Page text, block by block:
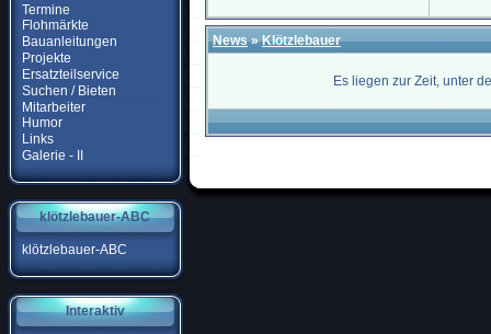
Termine
Flohmärkte
Bauanleitungen
Projekte
Ersatzteilservice
Suchen / Bieten
Mitarbeiter
Humor
Links
Galerie - II
klötzlebauer-ABC
klötzlebauer-ABC
Interaktiv
News»Klötzlebauer
Es liegen zur Zeit, unter